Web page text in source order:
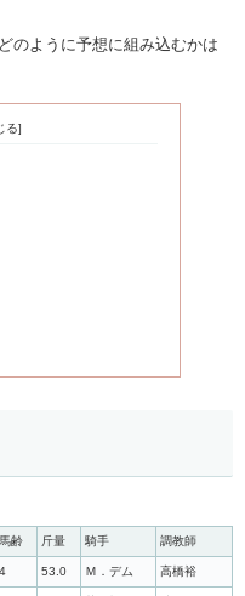
のように予想に組み込むかは
馬齢 斤量 騎手 調教師
4 53.0 Ｍ．デム 高橋裕